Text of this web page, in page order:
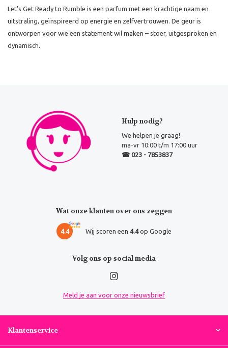
Let’s Get Ready to Rumble is een parfum met een krachtige naam en
uitstraling, geïnspireerd op energie en zelfvertrouwen. De geur is
ontworpen voor wie een statement wil maken – stoer, uitgesproken en
dynamisch.
Hulp nodig?
We helpen je graag!
ma-vr 10:00 t/m 17:00 uur
☎ 023 - 7853837
Wat onze klanten over ons zeggen
4.4 Wij scoren een 4.4op Google
Volg ons op social media
Meld je aan voor onze nieuwsbrief
Klantenservice